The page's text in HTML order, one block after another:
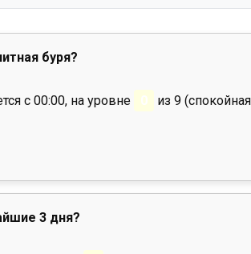
буря?
с 00:00, на уровне 0 из 9
3 дня?